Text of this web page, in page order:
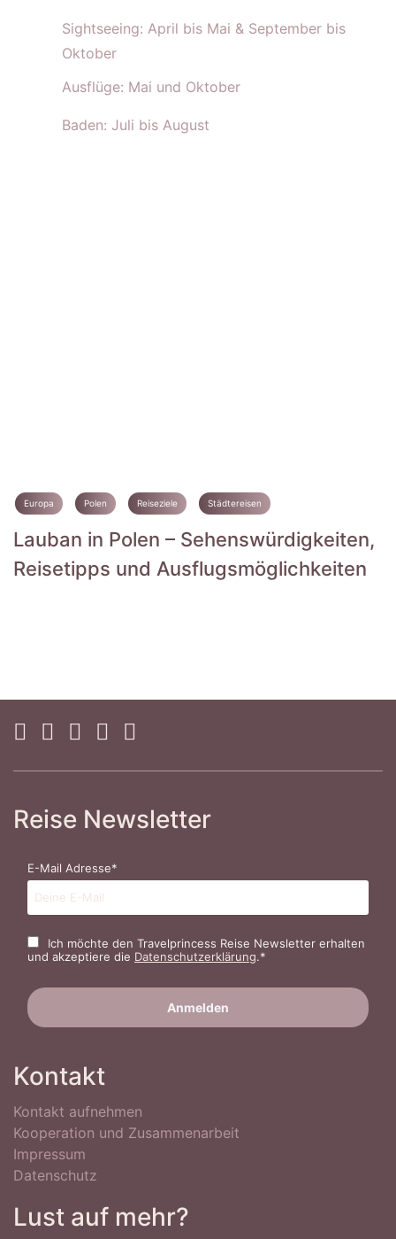
Sightseeing: April bis Mai & September bis
Oktober
Ausflüge: Mai und Oktober
Baden: Juli bis August
Europa Polen Reiseziele Städtereisen
Lauban in Polen – Sehenswürdigkeiten,
Reisetipps und Ausflugsmöglichkeiten
Reise Newsletter
E-Mail Adresse*
Ich möchte den Travelprincess Reise Newsletter erhalten
und akzeptiere die Datenschutzerklärung.*
Kontakt
Kontakt aufnehmen
Kooperation und Zusammenarbeit
Impressum
Datenschutz
Lust auf mehr?